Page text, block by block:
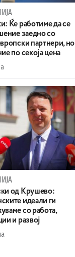
Ќе работиме да се
заедно со
партнери, но
по секоја цена
од Крушево:
идеали ги
со работа,
и развој